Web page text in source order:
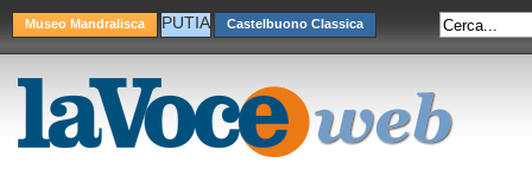
Museo Mandralisca PUTIA Castelbuono Classica